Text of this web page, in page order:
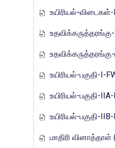
உயிரியல்-விடைகள்-
உதவிக்கருத்தரங்கு-
உயிரியல்-பகுதி-I-
உயிரியல்-பகுதி-
உயிரியல்-பகுதி-
மாதிரி வினாத்தாள்